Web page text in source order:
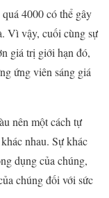
4000 có thể gây
Vì vậy, cuối cùng sự
giá trị giới hạn đó,
ứng viên sáng giá
nên một cách tự
nhau. Sự khác
dụng của chúng,
chúng đối với sức